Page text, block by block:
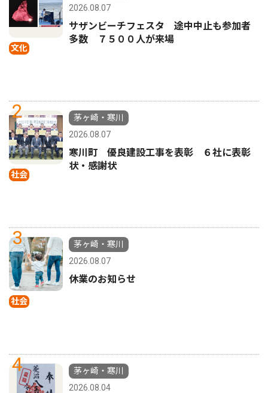
文化
2026.08.07
サザンビーチフェスタ 途中中止も参加者
多数 ７５００人が来場
2
社会
茅ヶ崎・寒川
2026.08.07
寒川町 優良建設工事を表彰 ６社に表彰
状・感謝状
3
社会
茅ヶ崎・寒川
2026.08.07
休業のお知らせ
4
茅ヶ崎・寒川
2026.08.04